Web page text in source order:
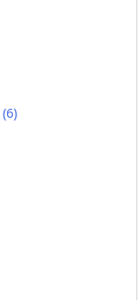
(6)